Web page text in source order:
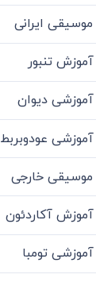
ایرانی
تنبور
دیوان
عودوبربط
موسیقی خارجی
آکاردئون
تومبا